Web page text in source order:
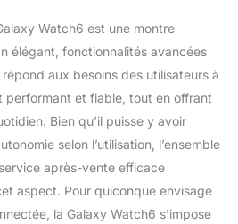
Watch6 est une montre
élégant, fonctionnalités avancées
aux besoins des utilisateurs à
performant et fiable, tout en offrant
Bien qu’il puisse y avoir
selon l’utilisation, l’ensemble
après-vente efficace
aspect. Pour quiconque envisage
la Galaxy Watch6 s’impose